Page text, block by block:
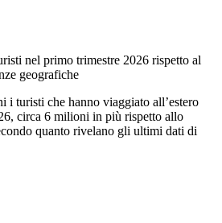
nel primo trimestre 2026 rispetto al
geografiche
i turisti che hanno viaggiato all’estero
circa 6 milioni in più rispetto allo
quanto rivelano gli ultimi dati di